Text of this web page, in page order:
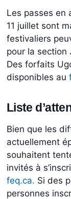
Les passes en
11 juillet sont
festivaliers
pour la section
Des forfaits
disponibles au
Liste
Bien que les
actuellement
souhaitent
invités à
feq.ca. Si des
personnes